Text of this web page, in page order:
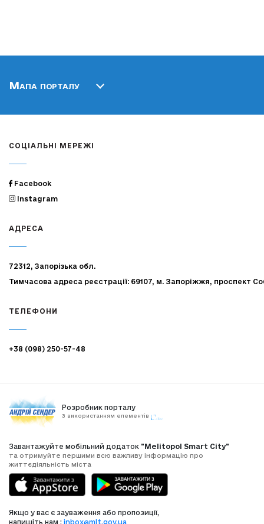
Мапа порталу
СОЦІАЛЬНІ МЕРЕЖІ
Facebook
Instagram
АДРЕСА
72312, Запорізька обл.
Тимчасова адреса реєстрації: 69107, м. Запоріжжя, проспект
ТЕЛЕФОНИ
+38 (098) 250-57-48
Розробник порталу
З використанням елементів
Завантажуйте мобільний додаток "Melitopol Smart City"
та отримуйте першими всю важливу інформацію про
життєдіяльність міста
Якщо у вас є зауваження або пропозиції,
напишіть нам : inbox@mlt.gov.ua